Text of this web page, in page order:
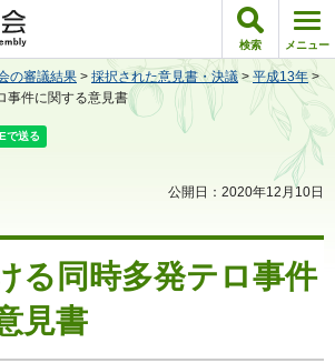
検索 メニュー
の審議結果 > 採択された意見書・決議 > 平成13年 >
事件に関する意見書
公開日：2020年12月10日
る同時多発テロ事件
見書